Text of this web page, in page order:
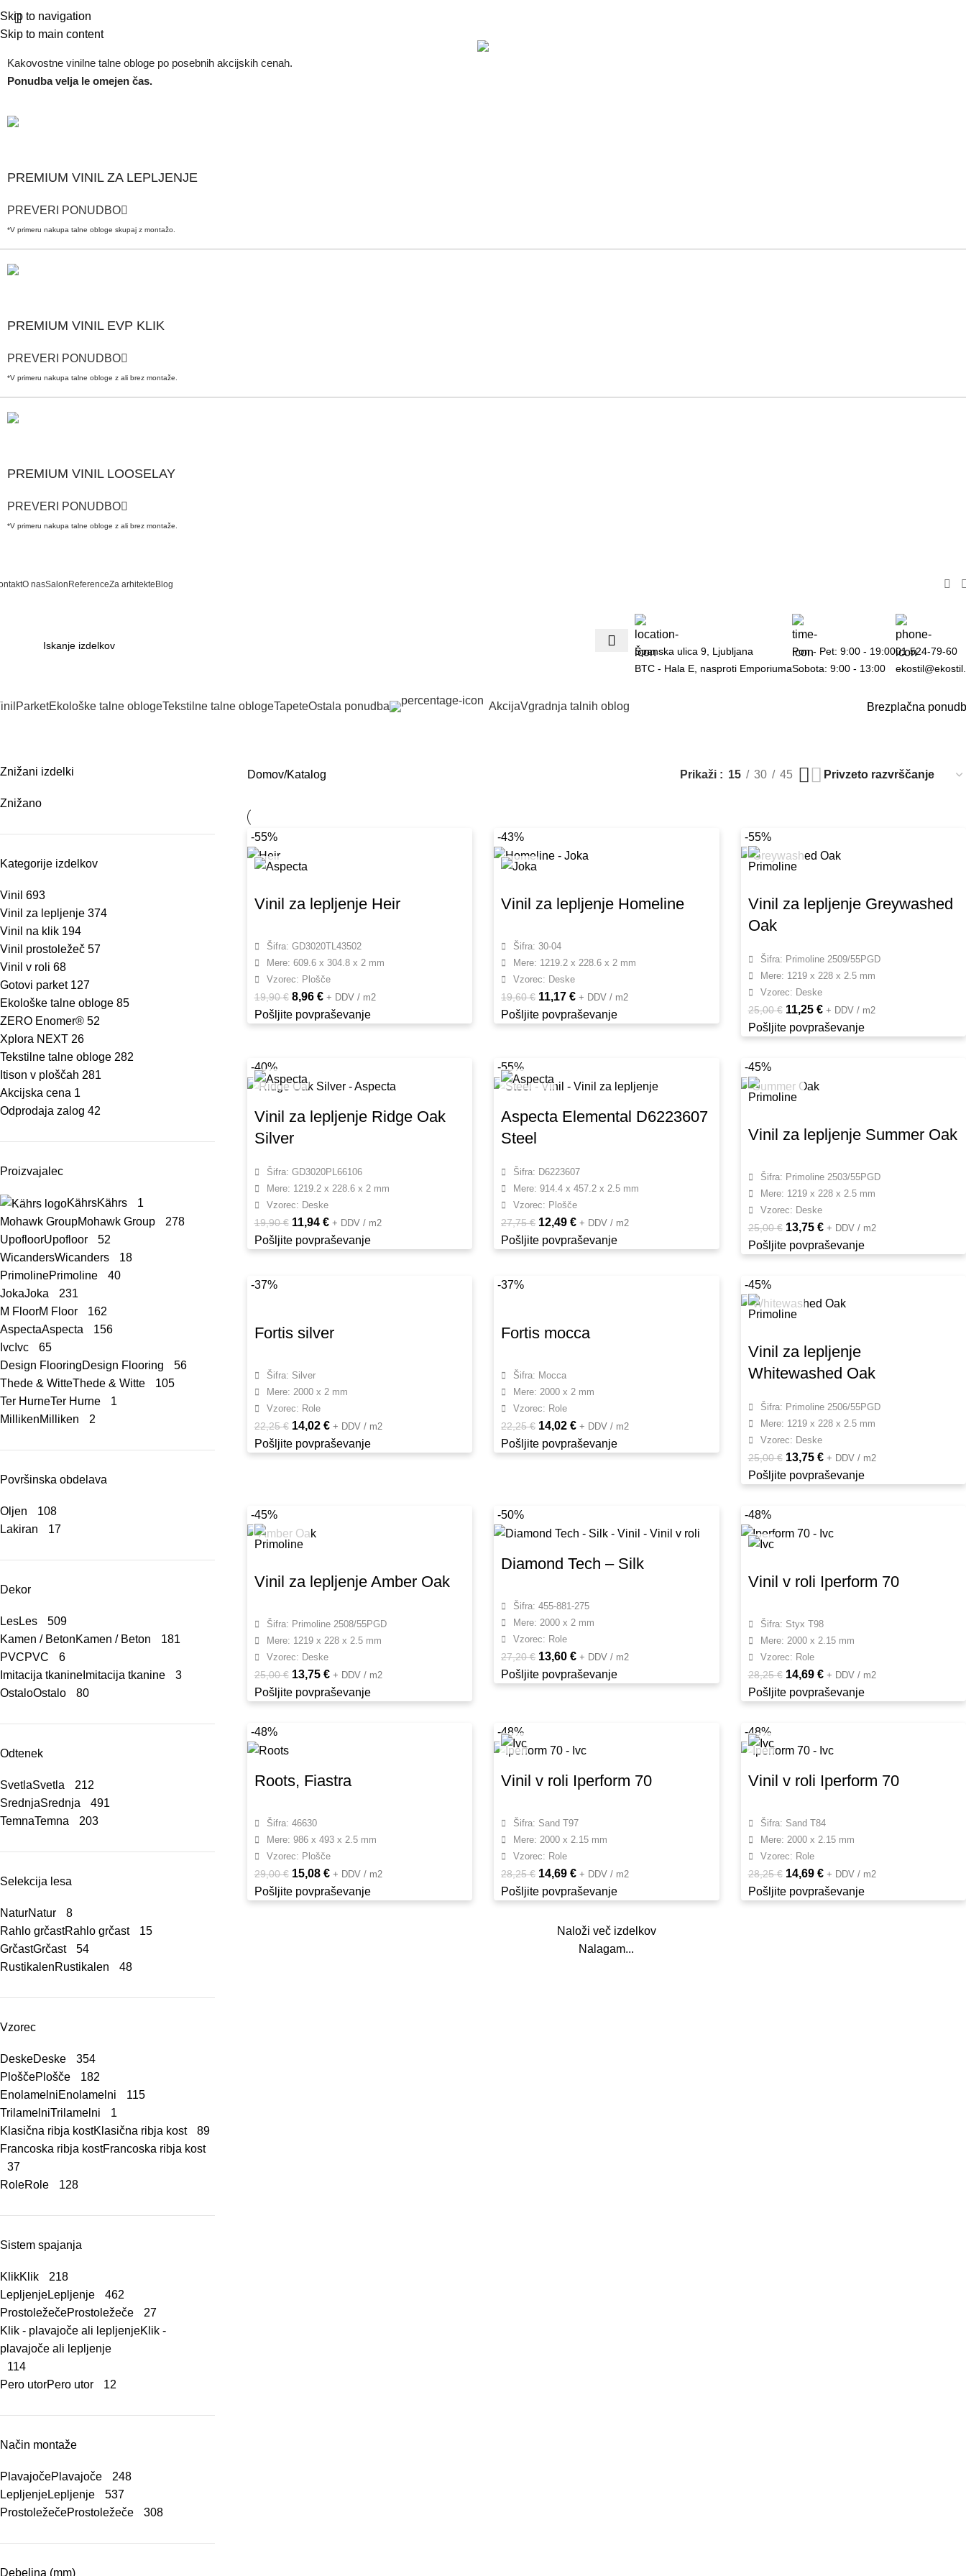
Skip to navigation
Skip to main content
Kakovostne vinilne talne obloge po posebnih akcijskih cenah.
Ponudba velja le omejen čas.
PREMIUM VINIL ZA LEPLJENJE
PREVERI PONUDBO
*V primeru nakupa talne obloge skupaj z montažo.
PREMIUM VINIL EVP KLIK
PREVERI PONUDBO
*V primeru nakupa talne obloge z ali brez montaže.
PREMIUM VINIL LOOSELAY
PREVERI PONUDBO
*V primeru nakupa talne obloge z ali brez montaže.
O nasSalon ReferenceZa arhitekte Blog
Španska ulica 9, Ljubljana
BTC - Hala E, nasproti Emporiuma
Pon - Pet: 9:00 - 19:00
Sobota: 9:00 - 13:00
01 524-79-60
ParketEkološke talne oblogeTekstilne talne oblogeTapeteOstala ponudba AkcijaVgradnja talnih oblog Brezplačna
Znižani izdelki
Znižano
Kategorije izdelkov
Vinil 693
Vinil za lepljenje 374
Vinil na klik 194
Vinil prostoležeč 57
Vinil v roli 68
Gotovi parket 127
Ekološke talne obloge 85
ZERO Enomer® 52
Xplora NEXT 26
Tekstilne talne obloge 282
Itison v ploščah 281
Akcijska cena 1
Odprodaja zalog 42
Proizvajalec
KährsKährs
1
Mohawk GroupMohawk Group
278
UpofloorUpofloor
52
WicandersWicanders
18
PrimolinePrimoline
40
JokaJoka
231
M FloorM Floor
162
AspectaAspecta
156
Ivc Ivc
65
Design FlooringDesign Flooring
56
Thede & WitteThede & Witte
105
Ter HurneTer Hurne
1
MillikenMilliken 2
Površinska obdelava
Oljen
108
Lakiran
17
Dekor
LesLes
509
Kamen / BetonKamen / Beton
181
PVCPVC
6
Imitacija tkanine Imitacija tkanine
3
OstaloOstalo 80
Odtenek
SvetlaSvetla
212
SrednjaSrednja
491
TemnaTemna 203
Selekcija lesa
NaturNatur
8
Rahlo grčastRahlo grčast
15
GrčastGrčast
54
RustikalenRustikalen 48
Vzorec
DeskeDeske
354
PloščePlošče
182
EnolamelniEnolamelni
115
TrilamelniTrilamelni
1
Klasična ribja kostKlasična ribja kost
89
Francoska ribja kostFrancoska ribja kost
37
RoleRole 128
Sistem spajanja
KlikKlik
218
LepljenjeLepljenje
462
ProstoležečeProstoležeče
27
Klik - plavajoče ali lepljenjeKlik -
plavajoče ali lepljenje
114
Pero utorPero utor 12
Način montaže
PlavajočePlavajoče
248
LepljenjeLepljenje
537
ProstoležečeProstoležeče 308
Debelina (mm)
Domov Katalog Prikaži 15 30 45
-55%
Vinil za lepljenje Heir
Šifra: GD3020TL43502
Mere: 609.6 x 304.8 x 2 mm
Vzorec: Plošče
19,90€ 8,96 € + DDV / m2
Pošljite povpraševanje
-43%
Vinil za lepljenje Homeline
Šifra: 30-04
Mere: 1219.2 x 228.6 x 2 mm
Vzorec: Deske
19,60€ 11,17 € + DDV / m2
Pošljite povpraševanje
-55%
Vinil za lepljenje Greywashed
Oak
Šifra: Primoline 2509/55PGD
Mere: 1219 x 228 x 2.5 mm
Vzorec: Deske
25,00€ 11,25 € + DDV / m2
Pošljite povpraševanje
-40%
Vinil za lepljenje Ridge Oak
Silver
Šifra: GD3020PL66106
Mere: 1219.2 x 228.6 x 2 mm
Vzorec: Deske
19,90€ 11,94 € + DDV / m2
Pošljite povpraševanje
-55%
Aspecta Elemental D6223607
Steel
Šifra: D6223607
Mere: 914.4 x 457.2 x 2.5 mm
Vzorec: Plošče
27,75€ 12,49 € + DDV / m2
Pošljite povpraševanje
-45%
Vinil za lepljenje Summer Oak
Šifra: Primoline 2503/55PGD
Mere: 1219 x 228 x 2.5 mm
Vzorec: Deske
25,00€ 13,75 € + DDV / m2
Pošljite povpraševanje
-37%
Fortis silver
Šifra: Silver
Mere: 2000 x 2 mm
Vzorec: Role
22,25€ 14,02 € + DDV / m2
Pošljite povpraševanje
-37%
Fortis mocca
Šifra: Mocca
Mere: 2000 x 2 mm
Vzorec: Role
22,25€ 14,02 € + DDV / m2
Pošljite povpraševanje
-45%
Vinil za lepljenje
Whitewashed Oak
Šifra: Primoline 2506/55PGD
Mere: 1219 x 228 x 2.5 mm
Vzorec: Deske
25,00€ 13,75 € + DDV / m2
Pošljite povpraševanje
-45%
Vinil za lepljenje Amber Oak
Šifra: Primoline 2508/55PGD
Mere: 1219 x 228 x 2.5 mm
Vzorec: Deske
25,00€ 13,75 € + DDV / m2
Pošljite povpraševanje
-50%
Diamond Tech – Silk
Šifra: 455-881-275
Mere: 2000 x 2 mm
Vzorec: Role
27,20€ 13,60 € + DDV / m2
Pošljite povpraševanje
-48%
Vinil v roli Iperform 70
Šifra: Styx T98
Mere: 2000 x 2.15 mm
Vzorec: Role
28,25€ 14,69 € + DDV / m2
Pošljite povpraševanje
-48%
Roots, Fiastra
Šifra: 46630
Mere: 986 x 493 x 2.5 mm
Vzorec: Plošče
29,00€ 15,08 € + DDV / m2
Pošljite povpraševanje
-48%
Vinil v roli Iperform 70
Šifra: Sand T97
Mere: 2000 x 2.15 mm
Vzorec: Role
28,25€ 14,69 € + DDV / m2
Pošljite povpraševanje
-48%
Vinil v roli Iperform 70
Šifra: Sand T84
Mere: 2000 x 2.15 mm
Vzorec: Role
28,25€ 14,69 € + DDV / m2
Pošljite povpraševanje
Naloži več izdelkov
Nalagam...